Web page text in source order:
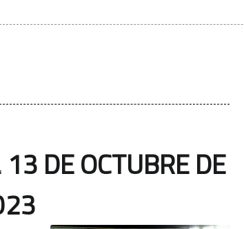
13 DE OCTUBRE DE